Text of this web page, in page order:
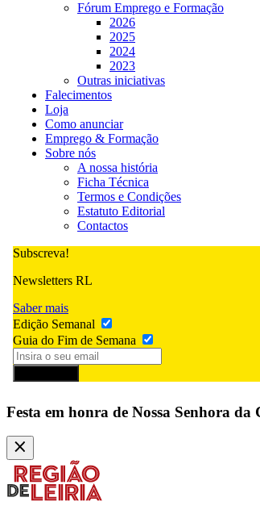
Fórum Emprego e Formação
2026
2025
2024
2023
Outras iniciativas
Falecimentos
Loja
Como anunciar
Emprego & Formação
Sobre nós
A nossa história
Ficha Técnica
Termos e Condições
Estatuto Editorial
Contactos
Subscreva!
Newsletters RL
Saber mais
Edição Semanal
Guia do Fim de Semana
Festa em honra de Nossa Senhora da